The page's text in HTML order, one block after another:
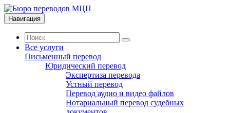
Навигация
Все услуги
Письменный перевод
Юридический перевод
Экспертиза перевода
Устный перевод
Перевод аудио и видео файлов
Нотариальный перевод судебных